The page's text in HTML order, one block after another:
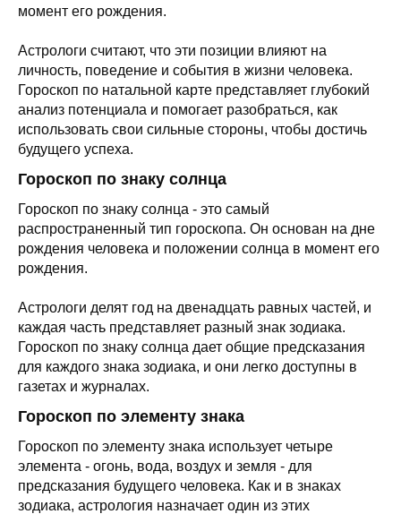
момент его рождения.
Астрологи считают, что эти позиции влияют на
личность, поведение и события в жизни человека.
Гороскоп по натальной карте представляет глубокий
анализ потенциала и помогает разобраться, как
использовать свои сильные стороны, чтобы достичь
будущего успеха.
Гороскоп по знаку солнца
Гороскоп по знаку солнца - это самый
распространенный тип гороскопа. Он основан на дне
рождения человека и положении солнца в момент его
рождения.
Астрологи делят год на двенадцать равных частей, и
каждая часть представляет разный знак зодиака.
Гороскоп по знаку солнца дает общие предсказания
для каждого знака зодиака, и они легко доступны в
газетах и журналах.
Гороскоп по элементу знака
Гороскоп по элементу знака использует четыре
элемента - огонь, вода, воздух и земля - для
предсказания будущего человека. Как и в знаках
зодиака, астрология назначает один из этих